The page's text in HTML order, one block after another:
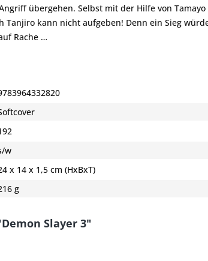
übergehen. Selbst mit der Hilfe von
Tanjiro kann nicht aufgeben! Denn ein Sieg
Rache …
w
x 14 x 1,5 cm (HxBxT)
g
Slayer 3"